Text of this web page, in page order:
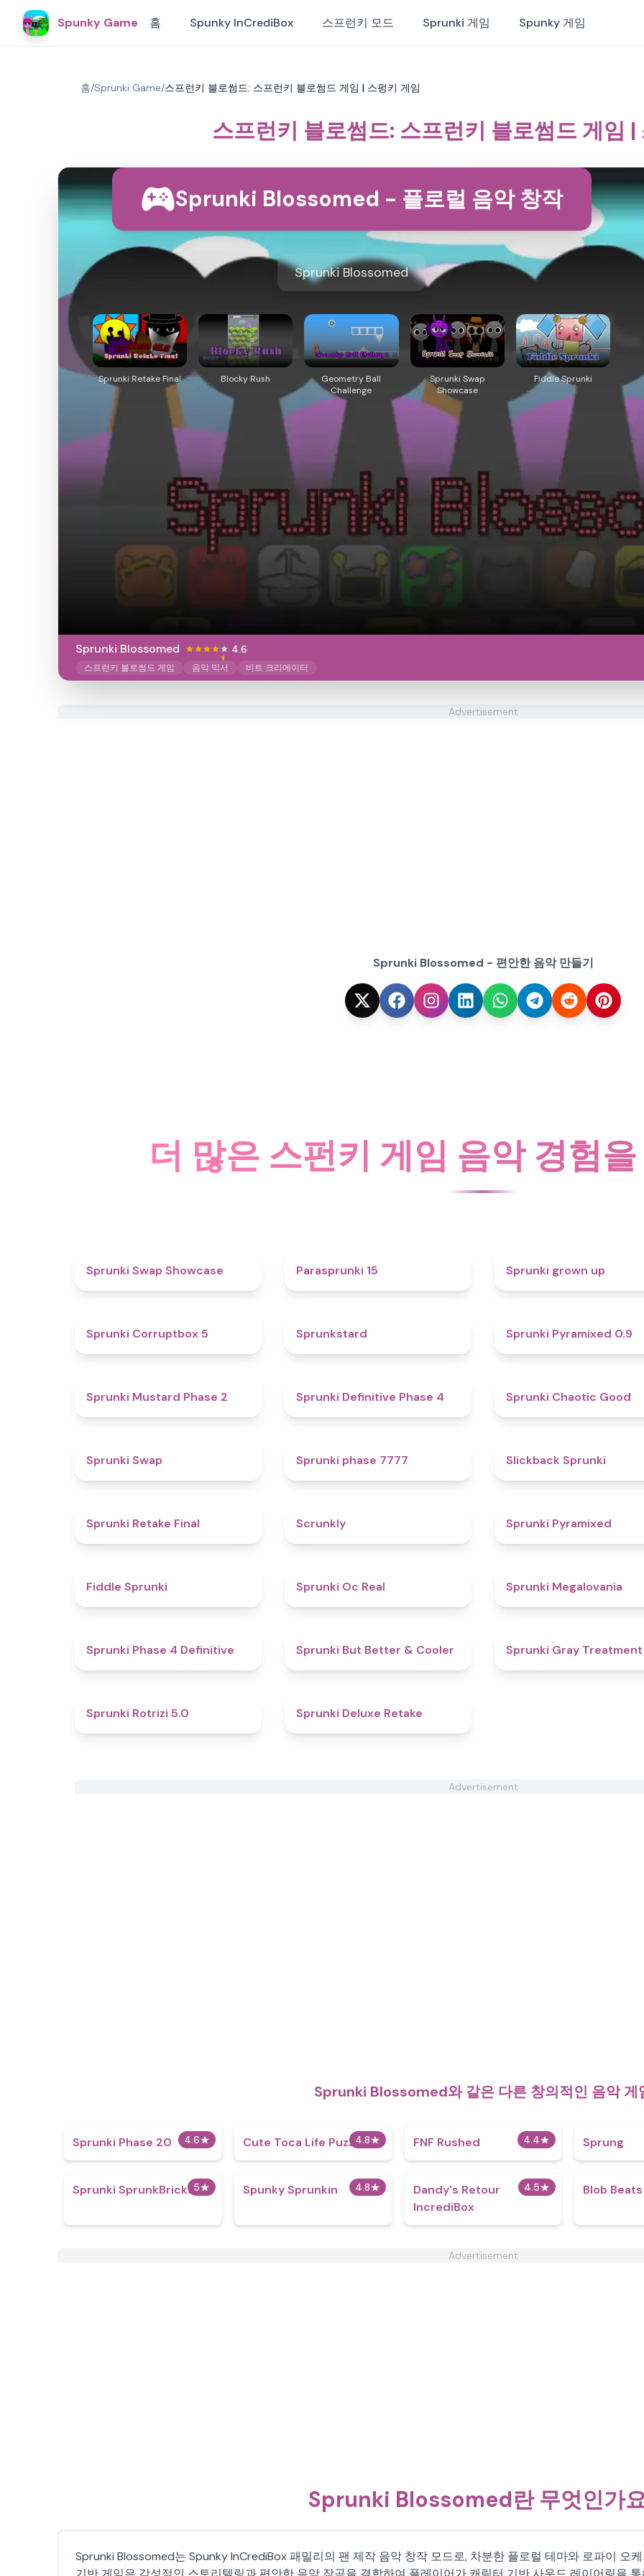
Spunky Game 홈 Spunky InCrediBox 스프런키 모드 Sprunki 게임 Spunky 게임
홈/Sprunki Game/스프런키 블로썸드: 스프런키 블로썸드 게임 | 스펑키 게임
스프런키 블로썸드: 스프런키 블로썸드 게임 |
Sprunki Blossomed - 플로럴 음악 창작
Sprunki Blossomed
Sprunki Retake Final Blocky Rush
Geometry Ball
Challenge
Sprunki Swap
Showcase
Fiddle Sprunki
Sprunki Blossomed 4.6
스프런키 블로썸드 게임 음악 믹서 비트 크리에이터
Advertisement
Sprunki Blossomed - 편안한 음악 만들기
더 많은 스펀키 게임 음악 경험
Sprunki Swap Showcase Parasprunki 15 Sprunki grown up
Sprunki Corruptbox 5 Sprunkstard Sprunki Pyramixed 0.9
Sprunki Mustard Phase 2 Sprunki Definitive Phase 4 Sprunki Chaotic Good
Sprunki Swap Sprunki phase 7777 Slickback Sprunki
Sprunki Retake Final Scrunkly Sprunki Pyramixed
Fiddle Sprunki Sprunki Oc Real Sprunki Megalovania
Sprunki Phase 4 Definitive Sprunki But Better & Cooler Sprunki Gray Treatment
Sprunki Rotrizi 5.0 Sprunki Deluxe Retake
Advertisement
Sprunki Blossomed와 같은 다른 창의적인 음악 게
4.6★
Sprunki Phase 20 4.8★
Cute Toca Life Puzzles 4.4★
FNF Rushed Sprung
5★
Sprunki SprunkBricks 4.8★
Spunky Sprunkin 4.5★
Dandy's Retour
IncrediBox
Blob Beats​
Advertisement
Sprunki Blossomed란 무엇인가
Sprunki Blossomed는 Spunky InCrediBox 패밀리의 팬 제작 음악 창작 모드로, 차분한 플로럴 테마와 로파이 오